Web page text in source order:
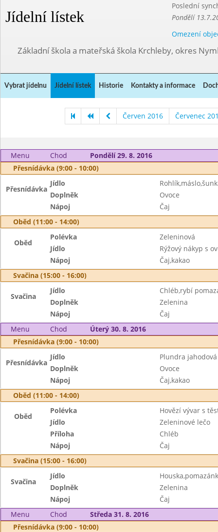
Jídelní lístek
Poslední
Pondělí
Omezení
Základní škola a mateřská škola Krchleby, okres
Vybrat jídelnu Jídelní lístek Historie Kontakty a informace
Červen 2016 Červenec
Menu Chod
Pondělí 29. 8. 2016
Přesnídávka (9:00 - 10:00)
Přesnídávka
Jídlo
Doplněk
Ovoce
Nápoj
Čaj
Oběd (11:00 - 14:00)
Oběd
Polévka
Zeleninová
Jídlo
Rýžový nákyp s
Nápoj
Čaj,kakao
Svačina (15:00 - 16:00)
Svačina
Jídlo
Chléb,rybí
Doplněk
Zelenina
Nápoj
Čaj
Menu
Chod
Úterý 30. 8. 2016
Přesnídávka (9:00 - 10:00)
Přesnídávka
Jídlo
Plundra jahodová
Doplněk
Ovoce
Nápoj
Čaj,kakao
Oběd (11:00 - 14:00)
Oběd
Polévka
Hovězí vývar s
Jídlo
Zeleninové lečo
Příloha
Chléb
Nápoj
Čaj
Svačina (15:00 - 16:00)
Svačina
Jídlo
Doplněk
Zelenina
Nápoj
Čaj
Menu
Chod
Středa 31. 8. 2016
Přesnídávka (9:00 - 10:00)